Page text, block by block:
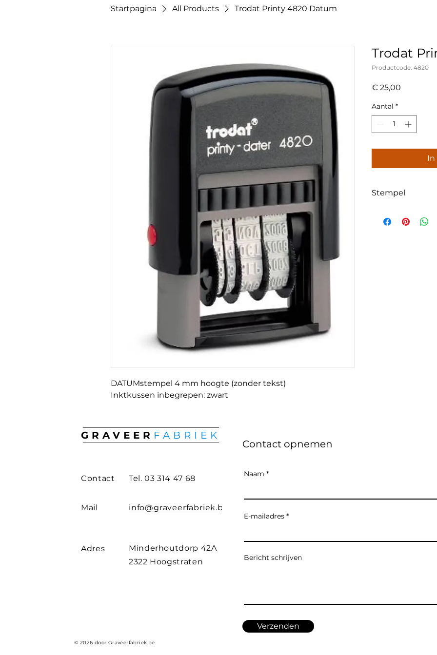
Startpagina All Products Trodat Printy 4820 Datum
DATUMstempel 4 mm hoogte (zonder tekst)
Inktkussen inbegrepen: zwart
Trodat
Productcode: 4820
€ 25,00
Aantal *
In
Stempel
na bestelling niet
GRAVEER FABRIEK
Contact Tel. 03 314 47 68
Mail info@graveerfabriek.be
Adres
Minderhoutdorp 42A
2322 Hoogstraten
© 2026 door Graveerfabriek.be
Contact opnemen
Naam
E-mailadres
Bericht schrijven
Verzenden